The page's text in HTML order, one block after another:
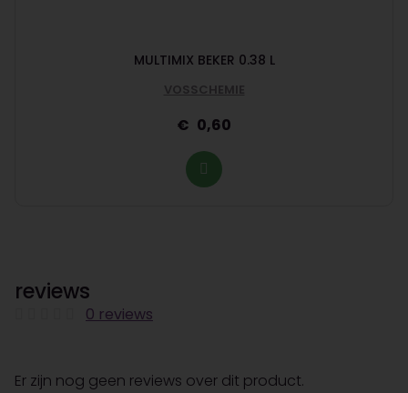
MULTIMIX BEKER 0.38 L
VOSSCHEMIE
0,60
reviews
0 reviews
Er zijn nog geen reviews over dit product.